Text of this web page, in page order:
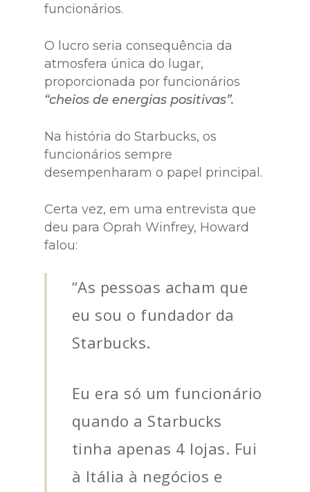
funcionários.
O lucro seria consequência da
atmosfera única do lugar,
proporcionada por funcionários
“cheios de energias positivas”.
Na história do Starbucks, os
funcionários sempre
desempenharam o papel principal.
Certa vez, em uma entrevista que
deu para Oprah Winfrey, Howard
falou:
“As pessoas acham que
eu sou o fundador da
Starbucks.
Eu era só um funcionário
quando a Starbucks
tinha apenas 4 lojas. Fui
à Itália à negócios e